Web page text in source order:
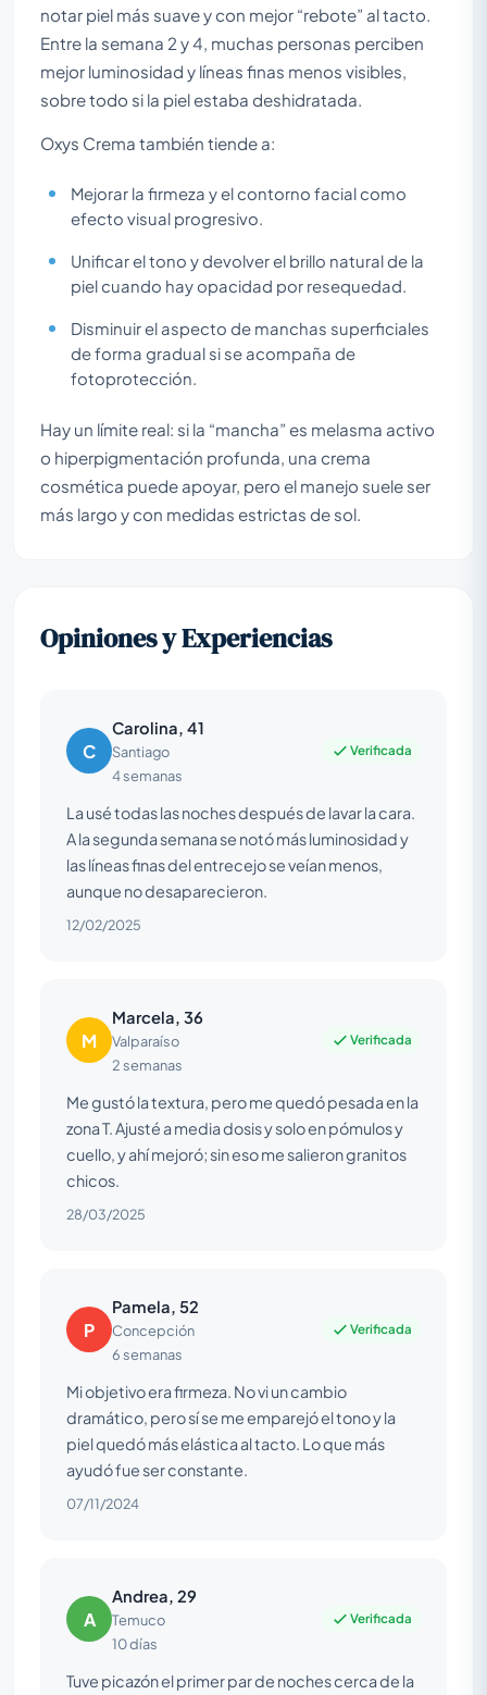
notar piel más suave y con mejor “rebote” al tacto.
Entre la semana 2 y 4, muchas personas perciben
mejor luminosidad y líneas finas menos visibles,
sobre todo si la piel estaba deshidratada.
Oxys Crema también tiende a:
Mejorar la firmeza y el contorno facial como
efecto visual progresivo.
Unificar el tono y devolver el brillo natural de la
piel cuando hay opacidad por resequedad.
Disminuir el aspecto de manchas superficiales
de forma gradual si se acompaña de
fotoprotección.
Hay un límite real: si la “mancha” es melasma activo
o hiperpigmentación profunda, una crema
cosmética puede apoyar, pero el manejo suele ser
más largo y con medidas estrictas de sol.
Opiniones y Experiencias
C
Carolina, 41
Santiago
4 semanas
Verificada
La usé todas las noches después de lavar la cara.
A la segunda semana se notó más luminosidad y
las líneas finas del entrecejo se veían menos,
aunque no desaparecieron.
12/02/2025
M
Marcela, 36
Valparaíso
2 semanas
Verificada
Me gustó la textura, pero me quedó pesada en la
zona T. Ajusté a media dosis y solo en pómulos y
cuello, y ahí mejoró; sin eso me salieron granitos
chicos.
28/03/2025
P
Pamela, 52
Concepción
6 semanas
Verificada
Mi objetivo era firmeza. No vi un cambio
dramático, pero sí se me emparejó el tono y la
piel quedó más elástica al tacto. Lo que más
ayudó fue ser constante.
07/11/2024
A
Andrea, 29
Temuco
10 días
Verificada
Tuve picazón el primer par de noches cerca de la